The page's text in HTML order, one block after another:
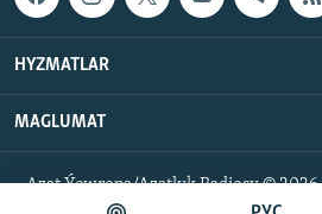
HYZMATLAR
MAGLUMAT
Azat Ýewropa/Azatlyk Radiosy ©
hukuklar goralan.